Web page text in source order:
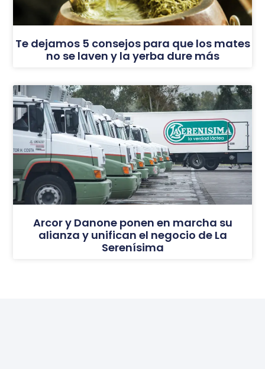
Te dejamos 5 consejos para que los mates
no se laven y la yerba dure más
Arcor y Danone ponen en marcha su
alianza y unifican el negocio de La
Serenísima